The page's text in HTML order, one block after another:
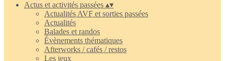
Actus et activités passées ▴▾
Actualités AVF et sorties passées
Actualités
Balades et randos
Évènements thématiques
Afterworks / cafés / restos
Les jeux